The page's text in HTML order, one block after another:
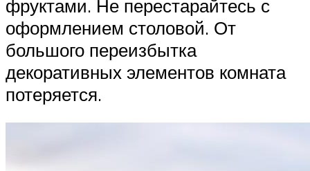
фруктами. Не перестарайтесь с
оформлением столовой. От
большого переизбытка
декоративных элементов комната
потеряется.